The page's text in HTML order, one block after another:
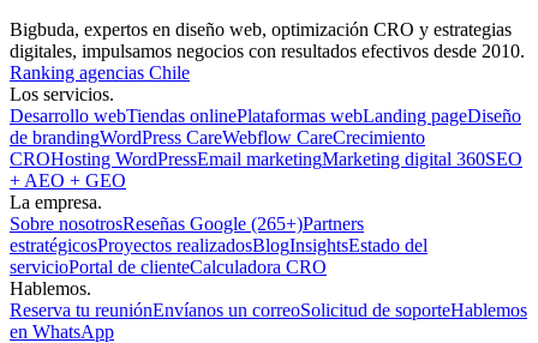
Bigbuda, expertos en diseño web, optimización CRO y estrategias
digitales, impulsamos negocios con resultados efectivos desde 2010.
Ranking agencias Chile
Los servicios.
Desarrollo webTiendas onlinePlataformas webLanding pageDiseño
de brandingWordPress CareWebflow CareCrecimiento
CROHosting WordPressEmail marketingMarketing digital 360SEO
+ AEO + GEO
La empresa.
Sobre nosotrosReseñas Google (265+)Partners
estratégicosProyectos realizadosBlogInsightsEstado del
servicioPortal de clienteCalculadora CRO
Hablemos.
Reserva tu reuniónEnvíanos un correoSolicitud de soporteHablemos
en WhatsApp